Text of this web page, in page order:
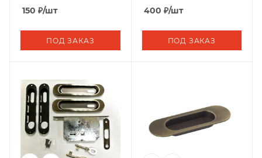
150 ₽/шт
ПОД ЗАКАЗ
400 ₽/шт
ПОД ЗАКАЗ